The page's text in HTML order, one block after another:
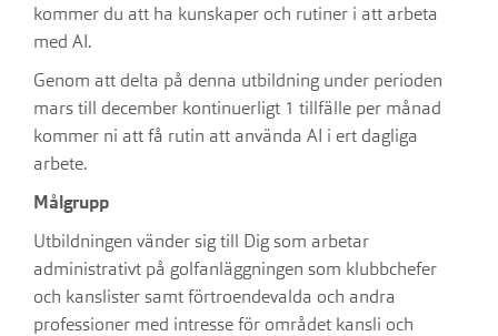
kommer du att ha kunskaper och rutiner i att arbeta
med AI.
Genom att delta på denna utbildning under perioden
mars till december kontinuerligt 1 tillfälle per månad
kommer ni att få rutin att använda AI i ert dagliga
arbete.
Målgrupp
Utbildningen vänder sig till Dig som arbetar
administrativt på golfanläggningen som klubbchefer
och kanslister samt förtroendevalda och andra
professioner med intresse för området kansli och